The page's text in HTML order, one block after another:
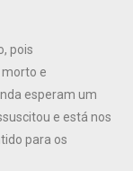
pois
e
esperam um
e está nos
para os